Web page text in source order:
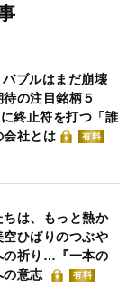
ブルはまだ崩壊
の注目銘柄５
終止符を打つ「誰
会社とは
有料
ちは、もっと熱か
ひばりのつぶや
の祈り…『一本の
の意志
有料